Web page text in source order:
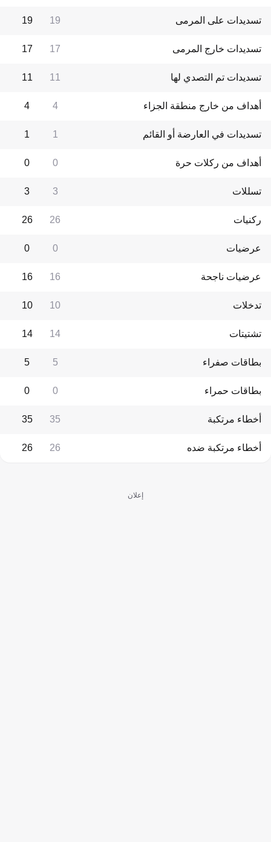
تسديدات على المرمى 19
19
تسديدات خارج المرمى 17
17
تسديدات تم التصدي لها 11
11
أهداف من خارج منطقة الجزاء 4
4
تسديدات في العارضة أو القائم 1
1
أهداف من ركلات حرة 0
0
تسللات 3
3
ركنيات 26
26
عرضيات 0
0
عرضيات ناجحة 16
16
تدخلات 10
10
تشتيتات 14
14
بطاقات صفراء 5
5
بطاقات حمراء 0
0
أخطاء مرتكبة 35
35
أخطاء مرتكبة ضده 26
26
إعلان